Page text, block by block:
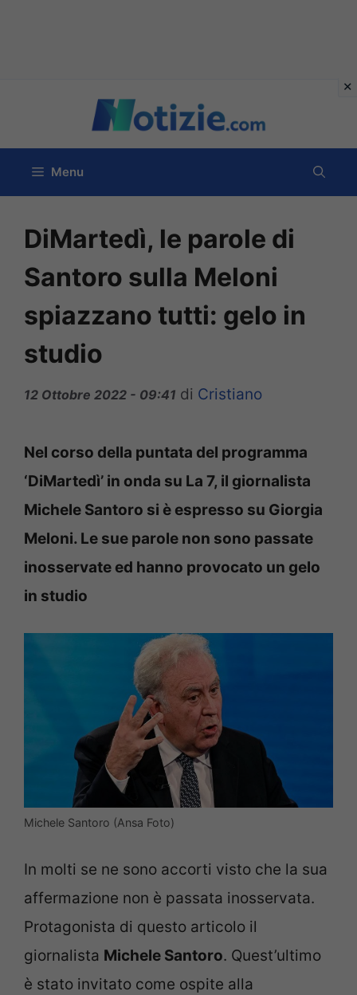
contenuto
Menu
DiMartedì, le parole di
Santoro sulla Meloni
spiazzano tutti: gelo in
studio
12 Ottobre 2022 - 09:41 di Cristiano
Nel corso della puntata del programma
‘DiMartedì’ in onda su La 7, il giornalista
Michele Santoro si è espresso su Giorgia
Meloni. Le sue parole non sono passate
inosservate ed hanno provocato un gelo
in studio
Michele Santoro (Ansa Foto)
In molti se ne sono accorti visto che la sua
affermazione non è passata inosservata.
Protagonista di questo articolo il
giornalista Michele Santoro. Quest’ultimo
è stato invitato come ospite alla